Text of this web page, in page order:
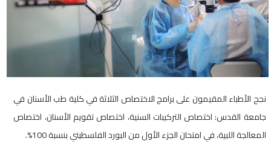
نجح الأطباء المقيمون على برامج الاختصاص الثلاثة في كلية طب الأسنان في
جامعة القدس: اختصاص التركيبات السنية، اختصاص تقويم الأسنان، اختصاص
المعالجة اللبية، في امتحان الجزء الأول من البورد الفلسطيني بنسبة 100%.